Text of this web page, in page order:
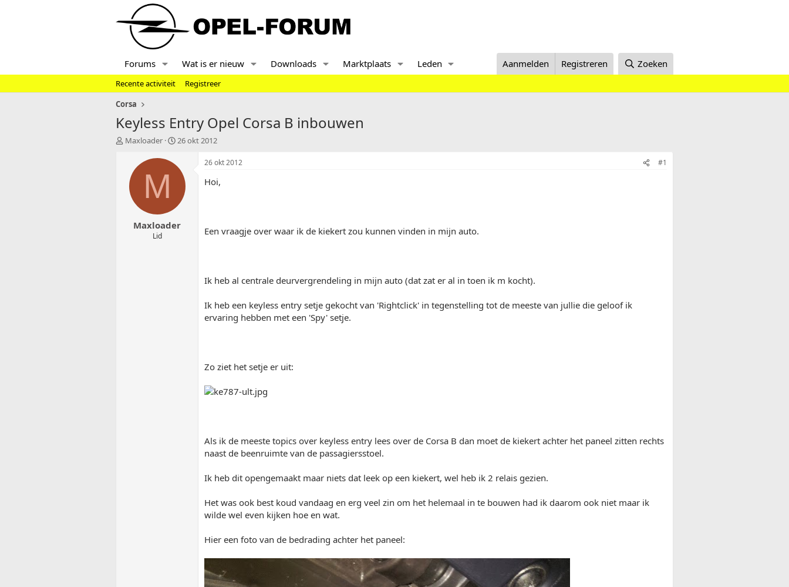
Forums Wat is er nieuw Downloads Marktplaats Leden Aanmelden Registreren Zoeken
Recente activiteit
Registreer
Corsa
Keyless Entry Opel Corsa B inbouwen
T
Maxloader
S
r
a
u
26 okt 2012
M
Maxloader
Lid
26 okt 2012 #1
Hoi,
Een vraagje over waar ik de kiekert zou kunnen vinden in mijn auto.
Ik heb al centrale deurvergrendeling in mijn auto (dat zat er al in toen ik m kocht).
Ik heb een keyless entry setje gekocht van 'Rightclick' in tegenstelling tot de meeste van jullie die geloof ik
ervaring hebben met een 'Spy' setje.
Zo ziet het setje er uit:
Als ik de meeste topics over keyless entry lees over de Corsa B dan moet de kiekert achter het paneel zitten rechts
naast de beenruimte van de passagiersstoel.
Ik heb dit opengemaakt maar niets dat leek op een kiekert, wel heb ik 2 relais gezien.
Het was ook best koud vandaag en erg veel zin om het helemaal in te bouwen had ik daarom ook niet maar ik
wilde wel even kijken hoe en wat.
Hier een foto van de bedrading achter het paneel: